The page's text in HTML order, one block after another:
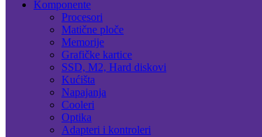
Komponente
Procesori
Matične ploče
Memorije
Grafičke kartice
SSD, M2, Hard diskovi
Kućišta
Napajanja
Cooleri
Optika
Adapteri i kontroleri